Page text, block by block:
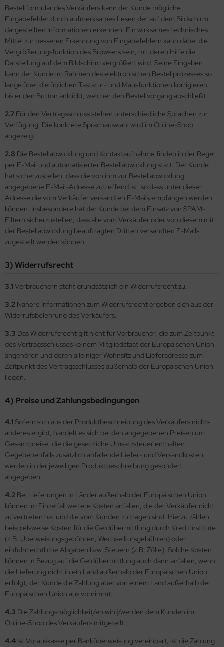
Bestellformular des Verkäufers kann der Kunde mögliche
Eingabefehler durch aufmerksames Lesen der auf dem Bildschirm
dargestellten Informationen erkennen. Ein wirksames technisches
Mittel zur besseren Erkennung von Eingabefehlern kann dabei die
Vergrößerungsfunktion des Browsers sein, mit deren Hilfe die
Darstellung auf dem Bildschirm vergrößert wird. Seine Eingaben
kann der Kunde im Rahmen des elektronischen Bestellprozesses so
lange über die üblichen Tastatur- und Mausfunktionen korrigieren,
bis er den Button anklickt, welcher den Bestellvorgang abschließt.
2.7 Für den Vertragsschluss stehen unterschiedliche Sprachen zur
Verfügung. Die konkrete Sprachauswahl wird im Online-Shop
angezeigt.
2.8 Die Bestellabwicklung und Kontaktaufnahme finden in der Regel
per E-Mail und automatisierter Bestellabwicklung statt. Der Kunde
hat sicherzustellen, dass die von ihm zur Bestellabwicklung
angegebene E-Mail-Adresse zutreffend ist, so dass unter dieser
Adresse die vom Verkäufer versandten E-Mails empfangen werden
können. Insbesondere hat der Kunde bei dem Einsatz von SPAM-
Filtern sicherzustellen, dass alle vom Verkäufer oder von diesem mit
der Bestellabwicklung beauftragten Dritten versandten E-Mails
zugestellt werden können.
3) Widerrufsrecht
3.1 Verbrauchern steht grundsätzlich ein Widerrufsrecht zu.
3.2 Nähere Informationen zum Widerrufsrecht ergeben sich aus der
Widerrufsbelehrung des Verkäufers.
3.3 Das Widerrufsrecht gilt nicht für Verbraucher, die zum Zeitpunkt
des Vertragsschlusses keinem Mitgliedstaat der Europäischen Union
angehören und deren alleiniger Wohnsitz und Lieferadresse zum
Zeitpunkt des Vertragsschlusses außerhalb der Europäischen Union
liegen.
4) Preise und Zahlungsbedingungen
4.1 Sofern sich aus der Produktbeschreibung des Verkäufers nichts
anderes ergibt, handelt es sich bei den angegebenen Preisen um
Gesamtpreise, die die gesetzliche Umsatzsteuer enthalten.
Gegebenenfalls zusätzlich anfallende Liefer- und Versandkosten
werden in der jeweiligen Produktbeschreibung gesondert
angegeben.
4.2 Bei Lieferungen in Länder außerhalb der Europäischen Union
können im Einzelfall weitere Kosten anfallen, die der Verkäufer nicht
zu vertreten hat und die vom Kunden zu tragen sind. Hierzu zählen
beispielsweise Kosten für die Geldübermittlung durch Kreditinstitute
(z.B. Überweisungsgebühren, Wechselkursgebühren) oder
einfuhrrechtliche Abgaben bzw. Steuern (z.B. Zölle). Solche Kosten
können in Bezug auf die Geldübermittlung auch dann anfallen, wenn
die Lieferung nicht in ein Land außerhalb der Europäischen Union
erfolgt, der Kunde die Zahlung aber von einem Land außerhalb der
Europäischen Union aus vornimmt.
4.3 Die Zahlungsmöglichkeit/en wird/werden dem Kunden im
Online-Shop des Verkäufers mitgeteilt.
4.4 Ist Vorauskasse per Banküberweisung vereinbart, ist die Zahlung